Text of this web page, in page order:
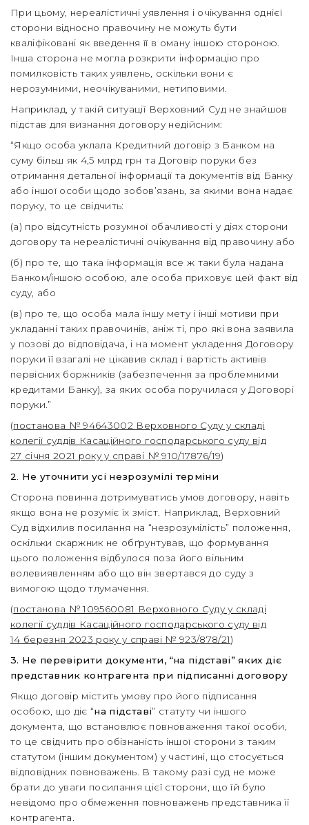
При цьому, нереалістичні уявлення і очікування однієї
сторони відносно правочину не можуть бути
кваліфіковані як введення її в оману іншою стороною.
Інша сторона не могла розкрити інформацію про
помилковість таких уявлень, оскільки вони є
нерозумними, неочікуваними, нетиповими.
Наприклад, у такій ситуації Верховний Суд не знайшов
підстав для визнання договору недійсним:
“Якщо особа уклала Кредитний договір з Банком на
суму більш як 4,5 млрд грн та Договір поруки без
отримання детальної інформації та документів від Банку
або іншої особи щодо зобов’язань, за якими вона надає
поруку, то це свідчить:
(а) про відсутність розумної обачливості у діях сторони
договору та нереалістичні очікування від правочину або
(б) про те, що така інформація все ж таки була надана
Банком/іншою особою, але особа приховує цей факт від
суду, або
(в) про те, що особа мала іншу мету і інші мотиви при
укладанні таких правочинів, аніж ті, про які вона заявила
у позові до відповідача, і на момент укладення Договору
поруки її взагалі не цікавив склад і вартість активів
первісних боржників (забезпечення за проблемними
кредитами Банку), за яких особа поручилася у Договорі
поруки.”
(постанова № 94643002 Верховного Суду у складі
колегії суддів Касаційного господарського суду від
27 січня 2021 року у справі № 910/17876/19)
2. Не уточнити усі незрозумілі терміни
Сторона повинна дотримуватись умов договору, навіть
якщо вона не розуміє їх зміст. Наприклад, Верховний
Суд відхилив посилання на “незрозумілість” положення,
оскільки скаржник не обґрунтував, що формування
цього положення відбулося поза його вільним
волевиявленням або що він звертався до суду з
вимогою щодо тлумачення.
(постанова № 109560081 Верховного Суду у складі
колегії суддів Касаційного господарського суду від
14 березня 2023 року у справі № 923/878/21)
3. Не перевірити документи, “на підставі” яких діє
представник контрагента при підписанні договору
Якщо договір містить умову про його підписання
особою, що діє “на підставі” статуту чи іншого
документа, що встановлює повноваження такої особи,
то це свідчить про обізнаність іншої сторони з таким
статутом (іншим документом) у частині, що стосується
відповідних повноважень. В такому разі суд не може
брати до уваги посилання цієї сторони, що їй було
невідомо про обмеження повноважень представника її
контрагента.